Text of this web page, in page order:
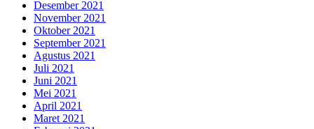
Desember 2021
November 2021
Oktober 2021
September 2021
Agustus 2021
Juli 2021
Juni 2021
Mei 2021
April 2021
Maret 2021